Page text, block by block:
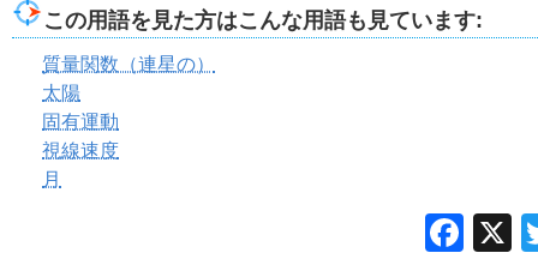
この用語を見た方はこんな用語も見ています:
質量関数（連星の）
太陽
固有運動
視線速度
月